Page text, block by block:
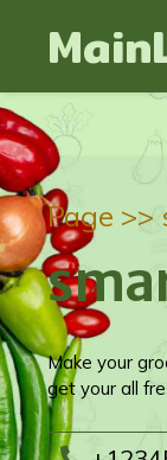
Page >>
Make your
get your all